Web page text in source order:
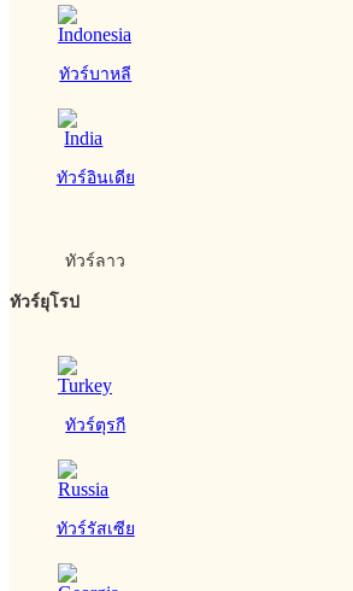
ทัวร์บาหลี
ทัวร์อินเดีย
ทัวร์ลาว
ทัวร์ยุโรป
ทัวร์ตุรกี
ทัวร์รัสเซีย